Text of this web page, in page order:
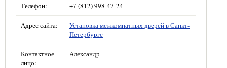
Телефон: +7 (812) 998-47-24
Адрес сайта:
Установка межкомнатных дверей в Санкт-
Петербурге
Контактное
лицо:
Александр